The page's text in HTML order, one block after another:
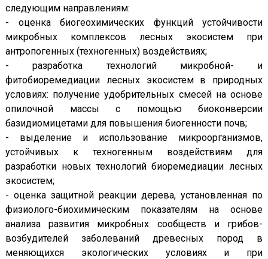
следующим направлениям:
- оценка биогеохимических функций устойчивости
микробных комплексов лесных экосистем при
антропогенных (техногенных) воздействиях;
- разработка технологий микробной- и
фитобиоремедиации лесных экосистем в природных
условиях: получение удобрительных смесей на основе
опилочной массы с помощью биоконверсии
базидиомицетами для повышения биогенности почв;
- выделение и использование микроорганизмов,
устойчивых к техногенным воздействиям для
разработки новых технологий биоремедиации лесных
экосистем;
- оценка защитной реакции дерева, установленная по
физиолого-биохимическим показателям на основе
анализа развития микробных сообществ и грибов-
возбудителей заболеваний древесных пород в
меняющихся экологических условиях и при